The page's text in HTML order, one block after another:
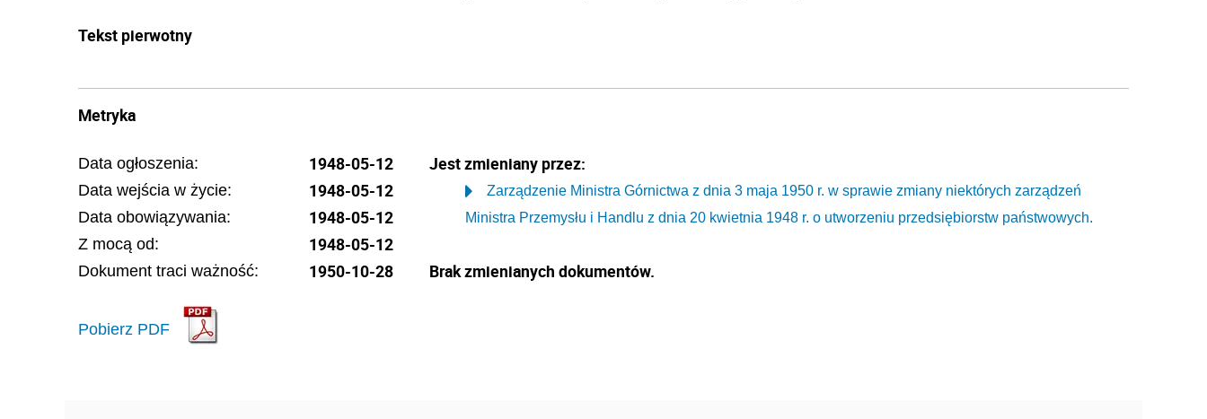
Tekst pierwotny
Metryka
Data ogłoszenia: 1948-05-12
Data wejścia w życie: 1948-05-12
Data obowiązywania: 1948-05-12
Z mocą od: 1948-05-12
Dokument traci ważność: 1950-10-28
Pobierz PDF
Jest zmieniany przez:
Zarządzenie Ministra Górnictwa z dnia 3 maja 1950 r. w sprawie zmiany niektórych zarządzeń
Ministra Przemysłu i Handlu z dnia 20 kwietnia 1948 r. o utworzeniu przedsiębiorstw państwowych.
Brak zmienianych dokumentów.